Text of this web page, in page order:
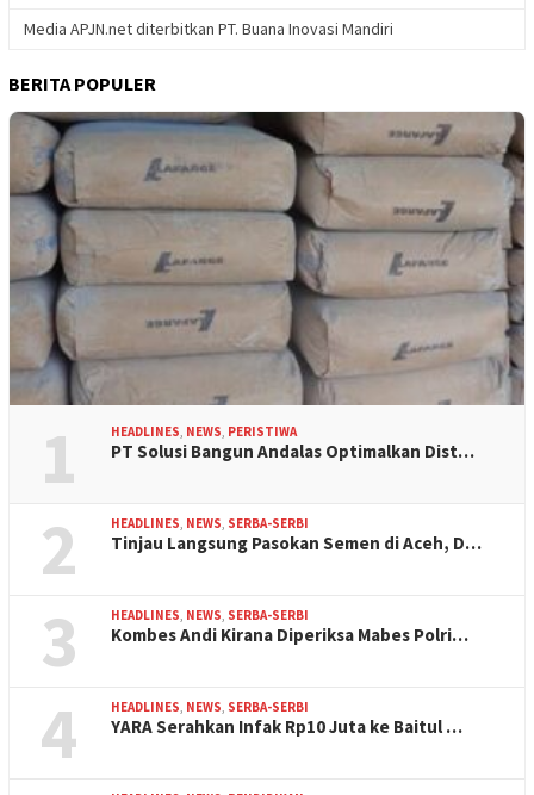
Media APJN.net diterbitkan PT. Buana Inovasi Mandiri
BERITA POPULER
1 HEADLINES, NEWS, PERISTIWA
PT Solusi Bangun Andalas Optimalkan Dist…
2 HEADLINES, NEWS, SERBA-SERBI
Tinjau Langsung Pasokan Semen di Aceh, D…
3 HEADLINES, NEWS, SERBA-SERBI
Kombes Andi Kirana Diperiksa Mabes Polri…
4 HEADLINES, NEWS, SERBA-SERBI
YARA Serahkan Infak Rp10 Juta ke Baitul …